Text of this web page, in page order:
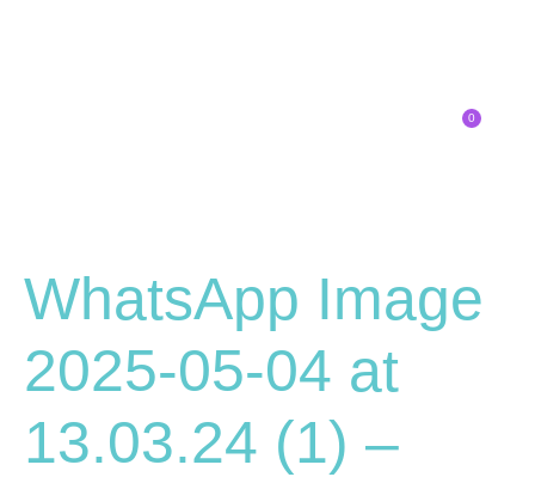
0
WhatsApp Image
2025-05-04 at
13.03.24 (1) –